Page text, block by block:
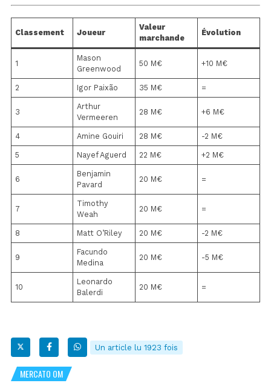
Classement Joueur
Valeur
marchande
Évolution
1
Mason
Greenwood
50 M€ +10 M€
2 Igor Paixão 35 M€ =
3
Arthur
Vermeeren
28 M€ +6 M€
4 Amine Gouiri 28 M€ -2 M€
5 Nayef Aguerd 22 M€ +2 M€
6
Benjamin
Pavard
20 M€ =
7
Timothy
Weah
20 M€ =
8 Matt O’Riley 20 M€ -2 M€
9
Facundo
Medina
20 M€ -5 M€
10
Leonardo
Balerdi
20 M€ =
Un article lu 1923 fois
MERCATO OM